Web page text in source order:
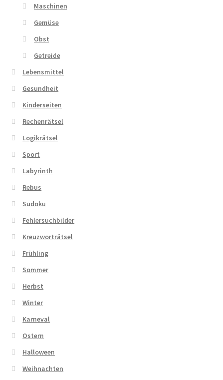
Maschinen
Gemüse
Obst
Getreide
Lebensmittel
Gesundheit
Kinderseiten
Rechenrätsel
Logikrätsel
Sport
Labyrinth
Rebus
Sudoku
Fehlersuchbilder
Kreuzworträtsel
Frühling
Sommer
Herbst
Winter
Karneval
Ostern
Halloween
Weihnachten